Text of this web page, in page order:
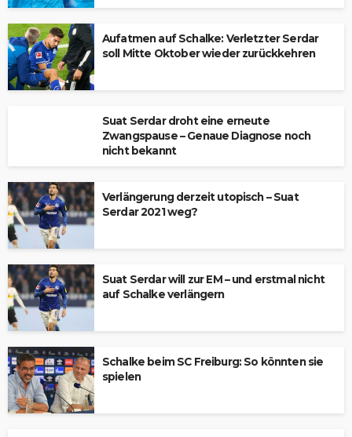
Aufatmen auf Schalke: Verletzter Serdar
soll Mitte Oktober wieder zurückkehren
Suat Serdar droht eine erneute
Zwangspause – Genaue Diagnose noch
nicht bekannt
Verlängerung derzeit utopisch – Suat
Serdar 2021 weg?
Suat Serdar will zur EM – und erstmal nicht
auf Schalke verlängern
Schalke beim SC Freiburg: So könnten sie
spielen